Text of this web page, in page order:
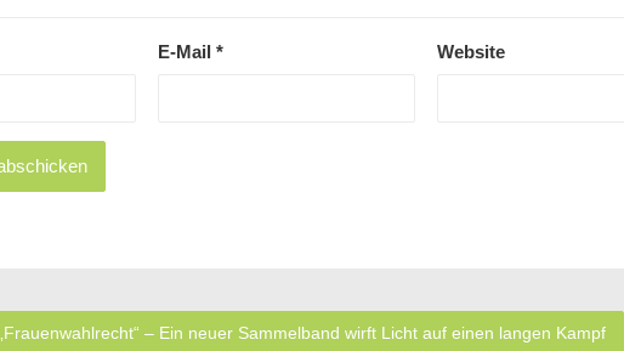
E-Mail* Website
„Frauenwahlrecht“ – Ein neuer Sammelband wirft Licht auf einen langen Kampf